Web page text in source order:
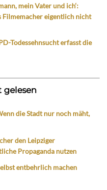
mein Vater und ich‘:
Filmemacher eigentlich nicht
Todessehnsucht erfasst die
gelesen
die Stadt nur noch mäht,
den Leipziger
Propaganda nutzen
entbehrlich machen